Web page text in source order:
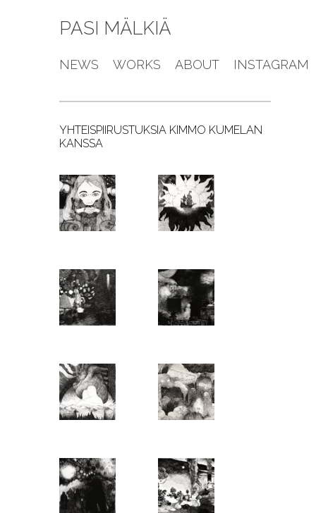
PASI MÄLKIÄ
NEWS WORKS ABOUT INSTAGRAM
YHTEISPIIRUSTUKSIA KIMMO KUMELAN
KANSSA